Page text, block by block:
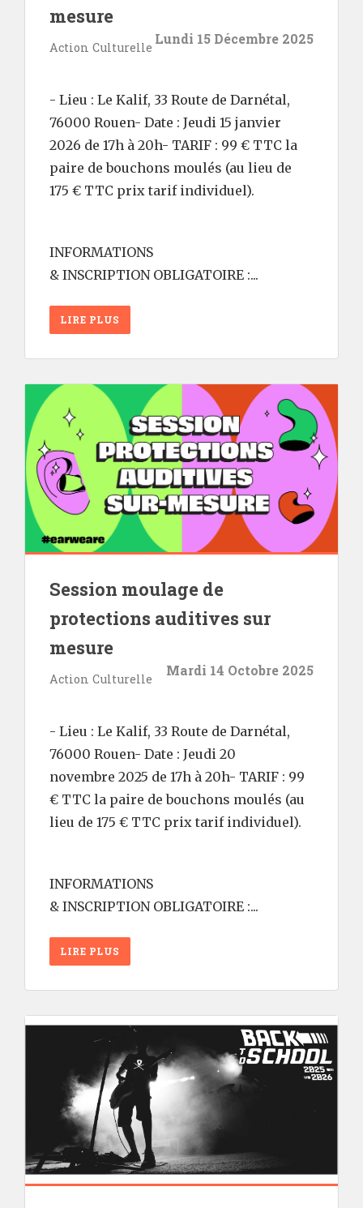
mesure
Action Culturelle
Lundi 15 Décembre 2025
- Lieu : Le Kalif, 33 Route de Darnétal,
76000 Rouen- Date : Jeudi 15 janvier
2026 de 17h à 20h- TARIF : 99 € TTC la
paire de bouchons moulés (au lieu de
175 € TTC prix tarif individuel).
INFORMATIONS
& INSCRIPTION OBLIGATOIRE :...
LIRE PLUS
Session moulage de
protections auditives sur
mesure
Action Culturelle
Mardi 14 Octobre 2025
- Lieu : Le Kalif, 33 Route de Darnétal,
76000 Rouen- Date : Jeudi 20
novembre 2025 de 17h à 20h- TARIF : 99
€ TTC la paire de bouchons moulés (au
lieu de 175 € TTC prix tarif individuel).
INFORMATIONS
& INSCRIPTION OBLIGATOIRE :...
LIRE PLUS